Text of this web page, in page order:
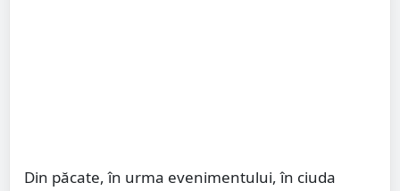
Din păcate, în urma evenimentului, în ciuda